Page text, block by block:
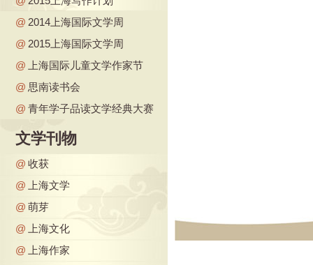
@ 2014上海国际文学周
@ 2015上海国际文学周
@
上海国际儿童文学作家节
@ 思南读书会
@ 青年学子品读文学经典大赛
文学刊物
@ 收获
@
上海文学
@ 萌芽
@
上海文化
@
上海作家